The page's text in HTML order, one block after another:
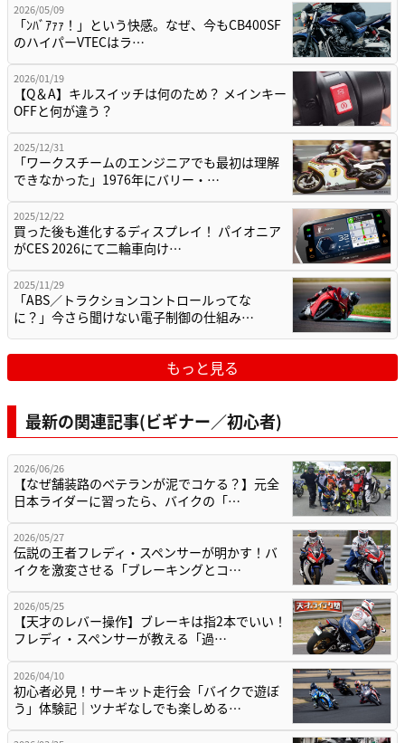
2026/05/09
「ﾝﾊﾞｱｧｧ！」という快感。なぜ、今もCB400SF
のハイパーVTECはラ…
2026/01/19
【Q＆A】キルスイッチは何のため？ メインキー
OFFと何が違う？
2025/12/31
「ワークスチームのエンジニアでも最初は理解
できなかった」1976年にバリー・…
2025/12/22
買った後も進化するディスプレイ！ パイオニア
がCES 2026にて二輪車向け…
2025/11/29
「ABS／トラクションコントロールってな
に？」今さら聞けない電子制御の仕組み…
もっと見る
最新の関連記事(ビギナー／初心者)
2026/06/26
【なぜ舗装路のベテランが泥でコケる？】元全
日本ライダーに習ったら、バイクの「…
2026/05/27
伝説の王者フレディ・スペンサーが明かす！バ
イクを激変させる「ブレーキングとコ…
2026/05/25
【天才のレバー操作】ブレーキは指2本でいい！
フレディ・スペンサーが教える「過…
2026/04/10
初心者必見！サーキット走行会「バイクで遊ぼ
う」体験記｜ツナギなしでも楽しめる…